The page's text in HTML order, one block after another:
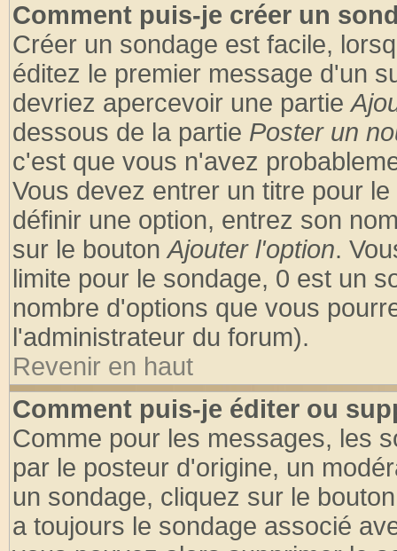
Comment puis-je créer un
Créer un sondage est facile,
éditez le premier message d'un
devriez apercevoir une partie
dessous de la partie Poster un
c'est que vous n'avez
Vous devez entrer un titre pour
définir une option, entrez son
sur le boutonAjouter l'option.
limite pour le sondage, 0 est un
nombre d'options que vous
l'administrateur du forum).
Revenir en haut
Comment puis-je éditer ou
Comme pour les messages, les
par le posteur d'origine, un
un sondage, cliquez sur le
a toujours le sondage associé